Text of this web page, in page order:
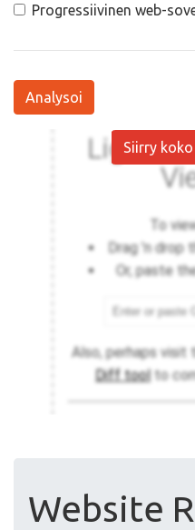
Progressiivinen web-
Analysoi
Siirry
Website